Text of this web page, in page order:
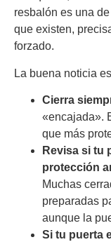
resbalón es una
que existen,
forzado.
La buena noticia
Cierra
«encajada».
que más
Revisa si tu
protección
Muchas
preparadas
aunque la
Si tu puerta